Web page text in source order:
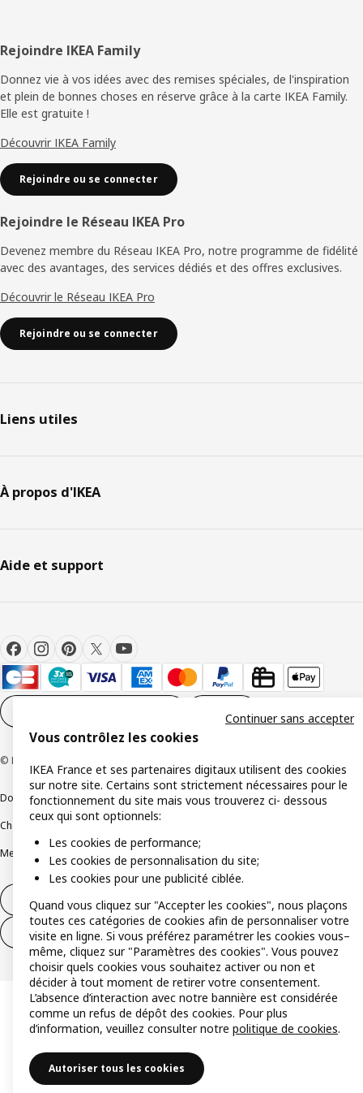
Pied
de
page
Rejoindre IKEA Family
Donnez vie à vos idées avec des remises spéciales, de l'inspiration
et plein de bonnes choses en réserve grâce à la carte IKEA Family.
Elle est gratuite !
Découvrir IKEA Family
Rejoindre ou se connecter
Rejoindre le Réseau IKEA Pro
Devenez membre du Réseau IKEA Pro, notre programme de fidélité
avec des avantages, des services dédiés et des offres exclusives.
Découvrir le Réseau IKEA Pro
Rejoindre ou se connecter
Liens utiles
À propos d'IKEA
Aide et support
FR
© Inter IKEA Systems B.V 1999-2026
Documents juridiques et informations légales
Charte de protection des données
Mentions légales
Alertes fraude Rappel produit Accessibilité : non conforme
Formulaire de rétractation – produits
Formulaire de rétractation – services
Vous contrôlez les cookies
IKEA France et ses partenaires digitaux utilisent des cookies
sur notre site. Certains sont strictement nécessaires pour le
fonctionnement du site mais vous trouverez ci- dessous
ceux qui sont optionnels:
Les cookies de performance;
Les cookies de personnalisation du site;
Les cookies pour une publicité ciblée.
Quand vous cliquez sur "Accepter les cookies", nous plaçons
toutes ces catégories de cookies afin de personnaliser votre
visite en ligne. Si vous préférez paramétrer les cookies vous–
même, cliquez sur "Paramètres des cookies". Vous pouvez
choisir quels cookies vous souhaitez activer ou non et
décider à tout moment de retirer votre consentement.
L’absence d’interaction avec notre bannière est considérée
comme un refus de dépôt des cookies. Pour plus
d’information, veuillez consulter notre politique de cookies.
Autoriser tous les cookies
Continuer sans accepter